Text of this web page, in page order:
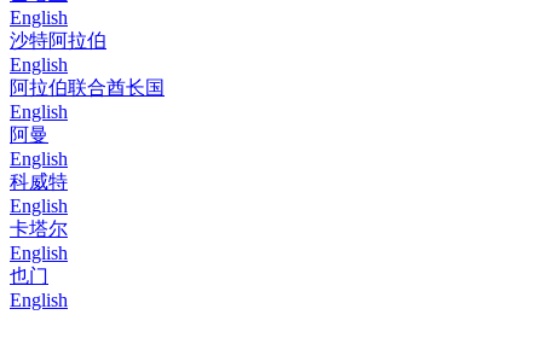
English
沙特阿拉伯
English
阿拉伯联合酋长国
English
阿曼
English
科威特
English
卡塔尔
English
也门
English